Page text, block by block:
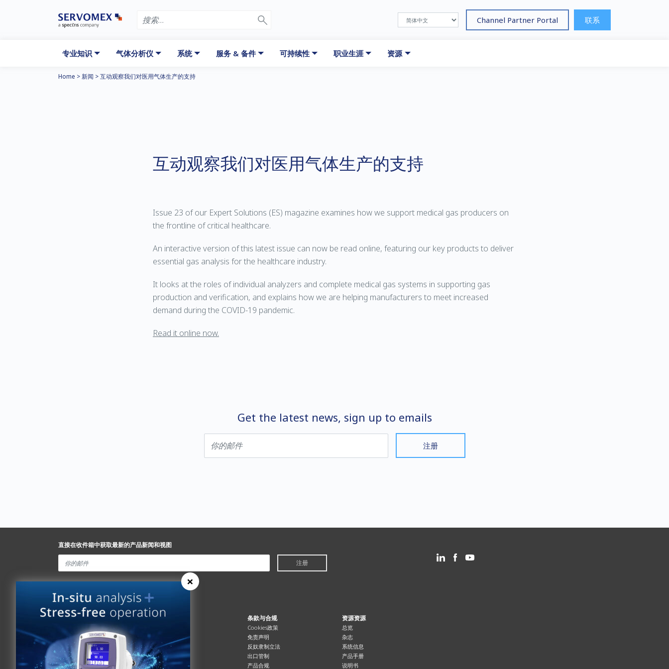
Channel Partner Portal 联系
专业知识 气体分析仪 系统 服务 & 备件 可持续性 职业生涯 资源
Home >新闻 >互动观察我们对医用气体生产的支持
互动观察我们对医用气体生产的支持
Issue 23 of our Expert Solutions (ES) magazine examines how we support medical gas producers on
the frontline of critical healthcare.
An interactive version of this latest issue can now be read online, featuring our key products to deliver
essential gas analysis for the healthcare industry.
It looks at the roles of individual analyzers and complete medical gas systems in supporting gas
production and verification, and explains how we are helping manufacturers to meet increased
demand during the COVID-19 pandemic.
Read it online now.
Get the latest news, sign up to emails
注册
直接在收件箱中获取最新的产品新闻和视图
注册
Spectris Ethics
快速链接
分析仪查找器
新闻
联系Servomex
Spectris
Hummingbird
关于我们
全球承诺
专利权
健康和安全
条款与合规
Cookies政策
免责声明
反奴隶制立法
出口管制
产品合规
资源资源
总览
杂志
系统信息
产品手册
说明书
×